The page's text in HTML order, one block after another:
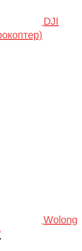
DJI
Wolong